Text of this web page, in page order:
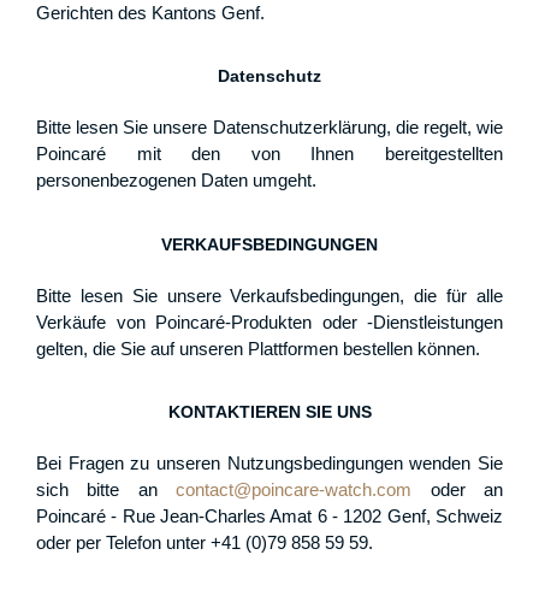
Gerichten des Kantons Genf.
Datenschutz
Bitte lesen Sie unsere Datenschutzerklärung, die regelt, wie
Poincaré mit den von Ihnen bereitgestellten
personenbezogenen Daten umgeht.
VERKAUFSBEDINGUNGEN
Bitte lesen Sie unsere Verkaufsbedingungen, die für alle
Verkäufe von Poincaré-Produkten oder -Dienstleistungen
gelten, die Sie auf unseren Plattformen bestellen können.
KONTAKTIEREN SIE UNS
Bei Fragen zu unseren Nutzungsbedingungen wenden Sie
sich bitte ancontact@poincare-watch.com oder an
Poincaré - Rue Jean-Charles Amat 6 - 1202 Genf, Schweiz
oder per Telefon unter +41 (0)79 858 59 59.